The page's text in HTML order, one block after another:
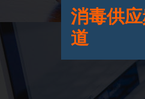
转
到
内
容
消毒供应频
道